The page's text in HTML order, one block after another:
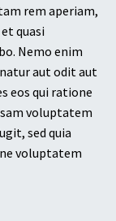
rem aperiam,
quasi
Nemo enim
aut odit aut
eos qui ratione
voluptatem
sed quia
voluptatem